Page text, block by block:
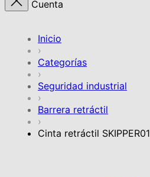
Cuenta
Inicio
›
Categorías
›
Seguridad industrial
›
Barrera retráctil
›
Cinta retráctil SKIPPER01